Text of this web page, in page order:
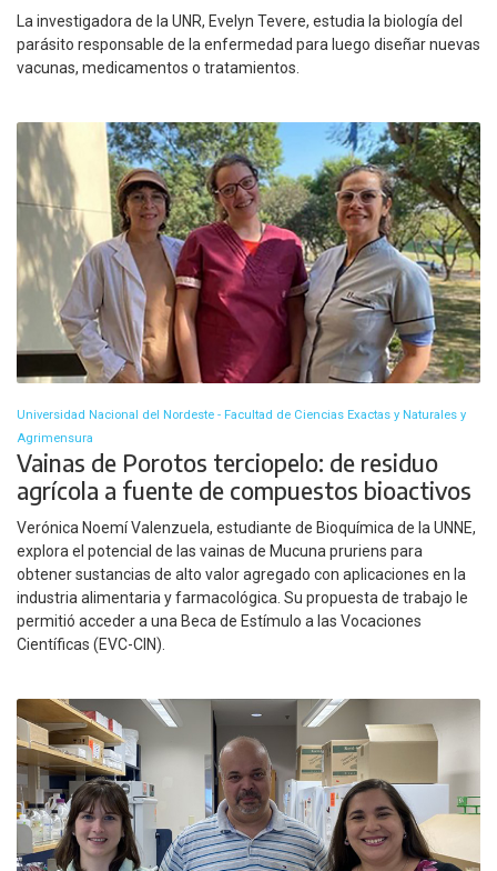
La investigadora de la UNR, Evelyn Tevere, estudia la biología del
parásito responsable de la enfermedad para luego diseñar nuevas
vacunas, medicamentos o tratamientos.
Universidad Nacional del Nordeste - Facultad de Ciencias Exactas y Naturales y
Agrimensura
Vainas de Porotos terciopelo: de residuo
agrícola a fuente de compuestos bioactivos
Verónica Noemí Valenzuela, estudiante de Bioquímica de la UNNE,
explora el potencial de las vainas de Mucuna pruriens para
obtener sustancias de alto valor agregado con aplicaciones en la
industria alimentaria y farmacológica. Su propuesta de trabajo le
permitió acceder a una Beca de Estímulo a las Vocaciones
Científicas (EVC-CIN).